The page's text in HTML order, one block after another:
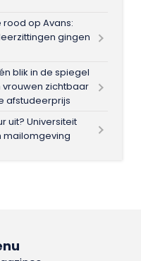
op Avans:
gingen
blik in de spiegel
zichtbaar
afstudeerprijs
uit? Universiteit
mailomgeving